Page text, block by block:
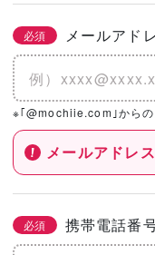
必須 メールアド
※｢@mochiie.com｣からの
メールアドレ
必須 携帯電話番